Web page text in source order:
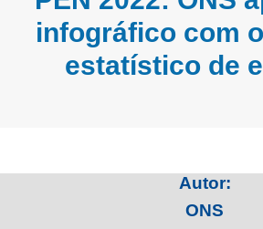
infográfico com
estatístico de
Autor:
ONS